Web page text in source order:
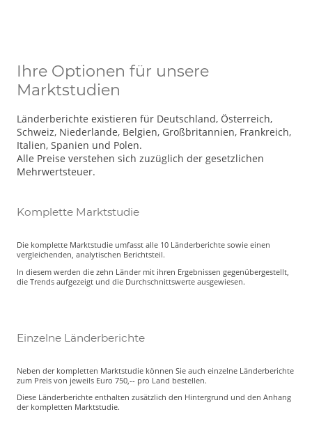
Ihre Optionen für unsere
Marktstudien
Länderberichte existieren für Deutschland, Österreich,
Schweiz, Niederlande, Belgien, Großbritannien, Frankreich,
Italien, Spanien und Polen.
Alle Preise verstehen sich zuzüglich der gesetzlichen
Mehrwertsteuer.
Komplette Marktstudie
Die komplette Marktstudie umfasst alle 10 Länderberichte sowie einen
vergleichenden, analytischen Berichtsteil.
In diesem werden die zehn Länder mit ihren Ergebnissen gegenübergestellt,
die Trends aufgezeigt und die Durchschnittswerte ausgewiesen.
Einzelne Länderberichte
Neben der kompletten Marktstudie können Sie auch einzelne Länderberichte
zum Preis von jeweils Euro 750,-- pro Land bestellen.
Diese Länderberichte enthalten zusätzlich den Hintergrund und den Anhang
der kompletten Marktstudie.